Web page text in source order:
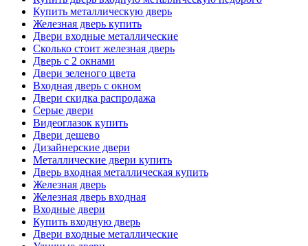
Купить металлическую дверь
Железная дверь купить
Двери входные металлические
Сколько стоит железная дверь
Дверь с 2 окнами
Двери зеленого цвета
Входная дверь с окном
Двери скидка распродажа
Серые двери
Видеоглазок купить
Двери дешево
Дизайнерские двери
Металлические двери купить
Дверь входная металлическая купить
Железная дверь
Железная дверь входная
Входные двери
Купить входную дверь
Двери входные металлические